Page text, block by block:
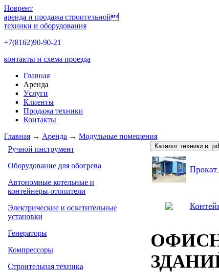
Новрент
аренда и продажа строительной
техники и оборудования
+7(8162)90-90-21
контакты и схема проезда
Главная
Аренда
Уcлуги
Клиенты
Продажа техники
Контакты
Главная → Аренда → Модульные помещения
Ручной инструмент
Оборудование для обогрева
Автономные котельные и
контейнеры-отопители
Электрические и осветительные
установки
Генераторы
Компрессоры
Строительная техника
Каталог техники в